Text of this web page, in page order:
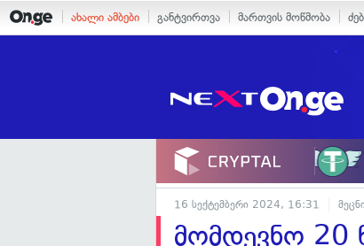
ახალი ამბები განტვირთვა მართვის მოწმობა
16 სექტემბერი 2024, 16:31
მომდევნო 20